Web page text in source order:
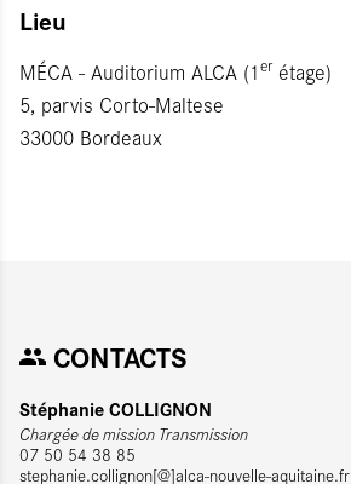
Lieu
MÉCA - Auditorium ALCA (1erétage)
5, parvis Corto-Maltese
33000 Bordeaux
CONTACTS
Stéphanie COLLIGNON
Chargée de mission Transmission
07 50 54 38 85
stephanie.collignon[@]alca-nouvelle-aquitaine.fr